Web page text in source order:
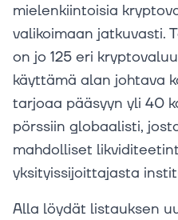
mielenkiintoisia
valikoimaan jatkuvasti.
on jo 125 eri
käyttämä alan johtava
tarjoaa pääsyyn yli 40
pörssiin globaalisti,
mahdolliset
yksityissijoittajasta
Alla löydät listauksen